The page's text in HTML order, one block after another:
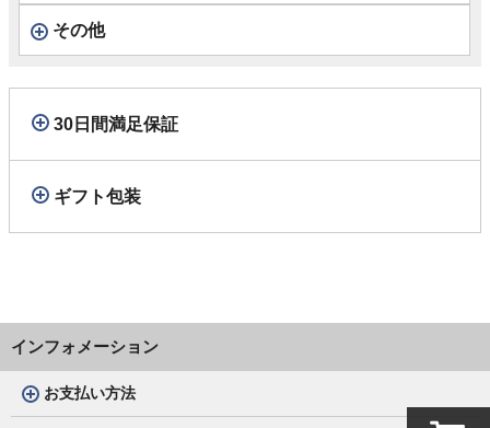
その他
30日間満足保証
ギフト包装
インフォメーション
お支払い方法